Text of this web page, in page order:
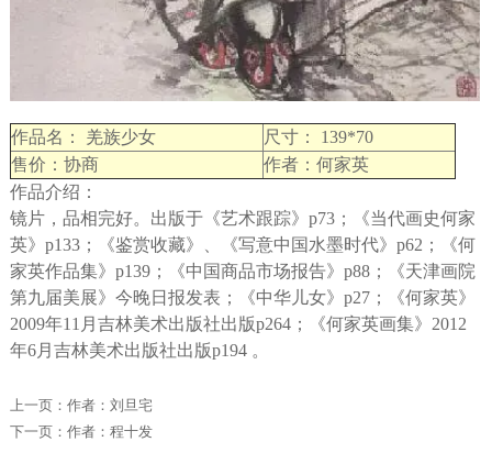
作品名： 羌族少女
尺寸： 139*70
售价：协商
作者：何家英
作品介绍：
镜片，品相完好。出版于《艺术跟踪》p73；《当代画史何家
英》p133；《鉴赏收藏》、《写意中国水墨时代》p62；《何
家英作品集》p139；《中国商品市场报告》p88；《天津画院
第九届美展》今晚日报发表；《中华儿女》p27；《何家英》
2009年11月吉林美术出版社出版p264；《何家英画集》2012
年6月吉林美术出版社出版p194 。
上一页： 作者：刘旦宅
下一页： 作者：程十发